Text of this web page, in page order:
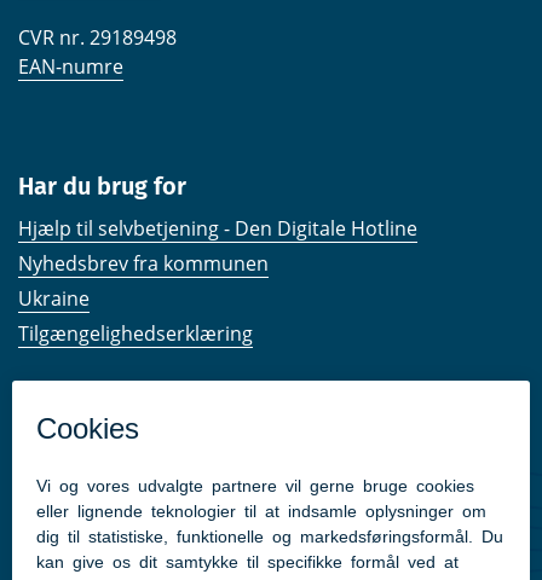
CVR nr. 29189498
EAN-numre
Har du brug for
Hjælp til selvbetjening - Den Digitale Hotline
Nyhedsbrev fra kommunen
Ukraine
Tilgængelighedserklæring
Følg os på Facebook
Pressekontakt